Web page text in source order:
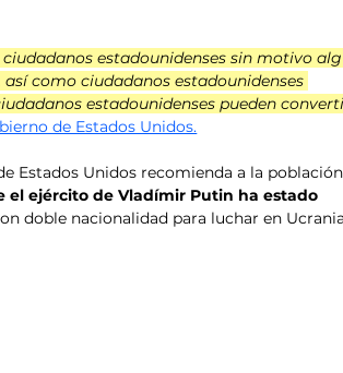
estadounidenses sin motivo
como ciudadanos estadounidenses
estadounidenses pueden
de Estados Unidos.
Estados Unidos recomienda a la
el ejército de Vladímir Putin ha estado
doble nacionalidad para luchar en